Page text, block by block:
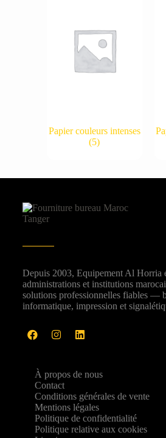
Papier couleurs intenses
(5)
Depuis 2003, Equipement Al Horria
administrations et institutions
solutions professionnelles fiables —
informatique, impression et
À propos de nous
Contact
Conditions générales de vente
Mentions légales
Politique de confidentialité
Politique relative aux cookies